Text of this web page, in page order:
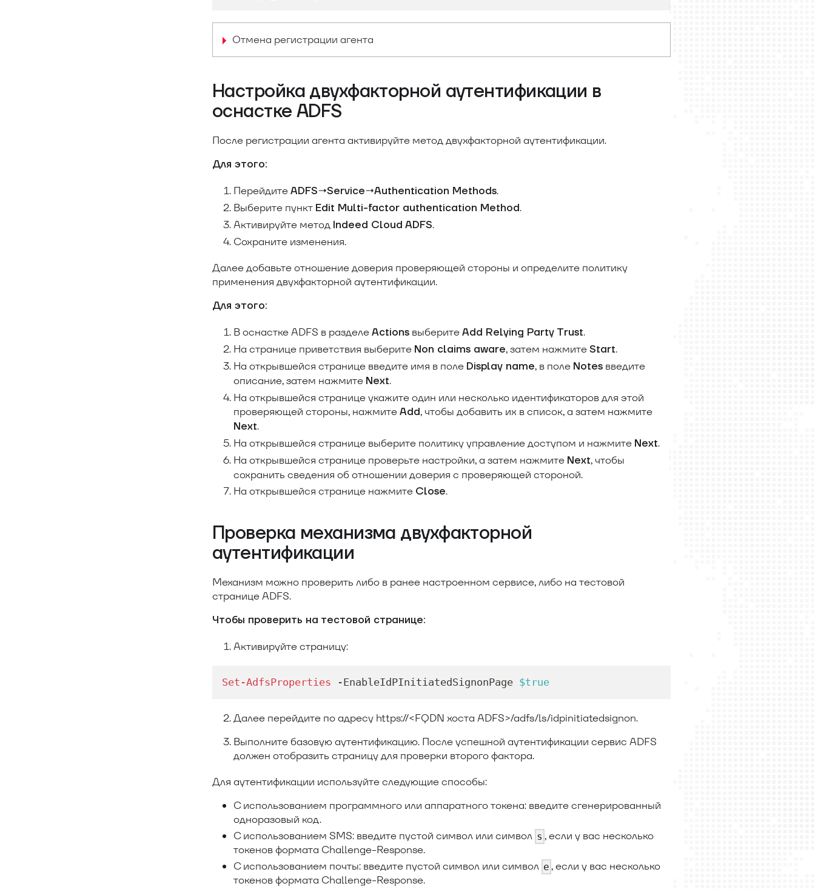
Отмена регистрации агента
Настройка двухфакторной аутентификации в
оснастке ADFS
После регистрации агента активируйте метод двухфакторной аутентификации.
Для этого:
ПерейдитеADFS→Service→Authentication Methods.
Выберите пункт Edit Multi-factor authentication Method.
Активируйте метод Indeed Cloud ADFS.
Сохраните изменения.
Далее добавьте отношение доверия проверяющей стороны и определите политику
применения двухфакторной аутентификации.
Для этого:
В оснастке ADFS в разделеActions выберитеAdd Relying Party Trust.
На странице приветствия выберите Non claims aware, затем нажмитеStart.
На открывшейся странице введите имя в поле Display name, в поле Notes введите
описание, затем нажмите Next.
На открывшейся странице укажите один или несколько идентификаторов для этой
проверяющей стороны, нажмитеAdd, чтобы добавить их в список, а затем нажмите
Next.
На открывшейся странице выберите политику управление доступом и нажмите Next.
На открывшейся странице проверьте настройки, а затем нажмите Next, чтобы
сохранить сведения об отношении доверия с проверяющей стороной.
На открывшейся странице нажмите Close.
Проверка механизма двухфакторной
аутентификации
Механизм можно проверить либо в ранее настроенном сервисе, либо на тестовой
странице ADFS.
Чтобы проверить на тестовой странице:
Активируйте страницу:
Set-AdfsProperties -EnableIdPInitiatedSignonPage $true
Далее перейдите по адресу https://<FQDN хоста ADFS>/adfs/ls/idpinitiatedsignon.
Выполните базовую аутентификацию. После успешной аутентификации сервис ADFS
должен отобразить страницу для проверки второго фактора.
Для аутентификации используйте следующие способы:
С использованием программного или аппаратного токена: введите сгенерированный
одноразовый код.
С использованием SMS: введите пустой символ или символ s , если у вас несколько
токенов формата Challenge-Response.
С использованием почты: введите пустой символ или символ e , если у вас несколько
токенов формата Challenge-Response.